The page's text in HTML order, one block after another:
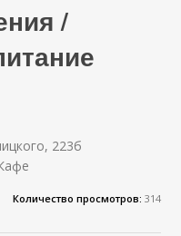
/
223б
Количество просмотров: 314